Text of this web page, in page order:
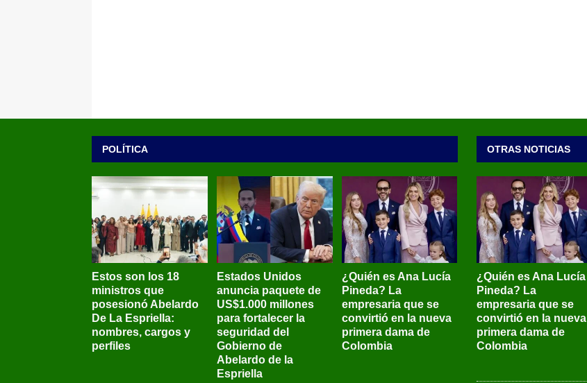
POLÍTICA
Estos son los 18
ministros que
posesionó Abelardo
De La Espriella:
nombres, cargos y
perfiles
Estados Unidos
anuncia paquete de
US$1.000 millones
para fortalecer la
seguridad del
Gobierno de
Abelardo de la
Espriella
¿Quién es Ana Lucía
Pineda? La
empresaria que se
convirtió en la nueva
primera dama de
Colombia
OTRAS NOTICIAS
¿Quién es Ana Lucía
Pineda? La
empresaria que se
convirtió en la nueva
primera dama de
Colombia